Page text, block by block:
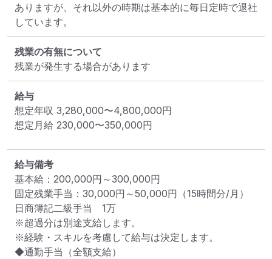
ありますが、それ以外の時期は基本的に毎日定時で退社
しています。
残業の有無について
残業が発生する場合があります
給与
想定年収 3,280,000〜4,800,000円
想定月給 230,000〜350,000円
給与備考
基本給：200,000円～300,000円
固定残業手当：30,000円～50,000円（15時間分/月）
日商簿記二級手当　1万
※超過分は別途支給します。
※経験・スキルを考慮して給与は決定します。
◆通勤手当（全額支給）